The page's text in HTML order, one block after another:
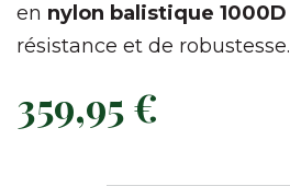
en nylon balistique 1000D
résistance et de robustesse.
359,95 €